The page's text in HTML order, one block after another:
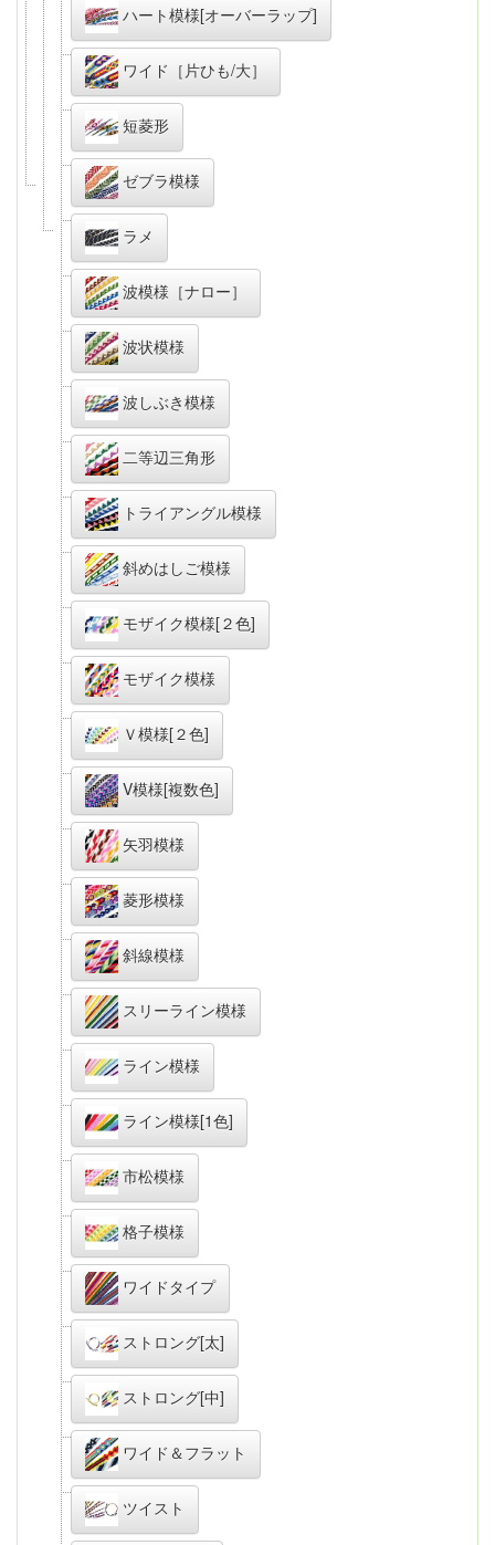
ハート模様[オーバーラップ]
ワイド［片ひも/大］
短菱形
ゼブラ模様
ラメ
波模様［ナロー］
波状模様
波しぶき模様
二等辺三角形
トライアングル模様
斜めはしご模様
モザイク模様[２色]
モザイク模様
Ｖ模様[２色]
V模様[複数色]
矢羽模様
菱形模様
斜線模様
スリーライン模様
ライン模様
ライン模様[1色]
市松模様
格子模様
ワイドタイプ
ストロング[太]
ストロング[中]
ワイド＆フラット
ツイスト